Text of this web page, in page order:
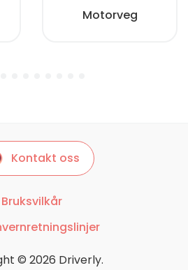
Motorveg
Kontakt oss
Bruksvilkår
© 2026 Driverly.